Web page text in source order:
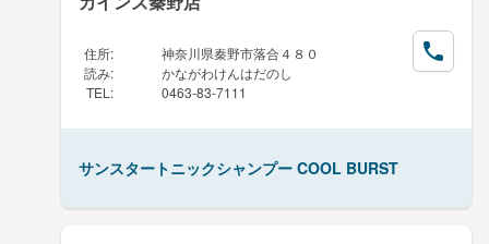
住所:
神奈川県秦野市落合４８０
読み:
かながわけんはだのし
TEL : 0463-83-7111
サンスタートニックシャンプー COOL BURST